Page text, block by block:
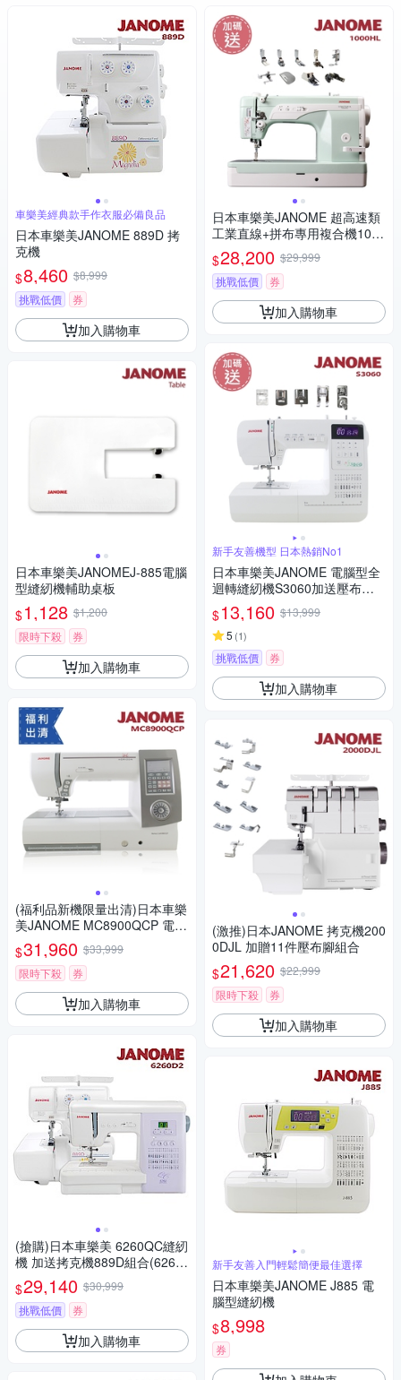
車樂美經典款手作衣服必備良品
日本車樂美JANOME 889D 拷
克機
$8,460 $8,999
挑戰低價
券
加入購物車
日本車樂美JANOMEJ-885電腦
型縫紉機輔助桌板
$1,128 $1,200
限時下殺
券
加入購物車
(福利品新機限量出清)日本車樂
美JANOME MC8900QCP 電腦
型縫紉機
$31,960 $33,999
限時下殺
券
加入購物車
(搶購)日本車樂美 6260QC縫紉
機 加送拷克機889D組合(6260
D2)
$29,140 $30,999
挑戰低價
券
加入購物車
日本車樂美JANOME 超高速類
工業直線+拼布專用複合機1000
HL加送壓布腳(加碼送)
$28,200 $29,999
挑戰低價
券
加入購物車
新手友善機型 日本熱銷No1
日本車樂美JANOME 電腦型全
迴轉縫紉機S3060加送壓布腳
(加碼送)
$13,160 $13,999
5 (1)
挑戰低價 券
加入購物車
(激推)日本JANOME 拷克機200
0DJL 加贈11件壓布腳組合
$21,620 $22,999
限時下殺
券
加入購物車
新手友善入門輕鬆簡便最佳選擇
日本車樂美JANOME J885 電
腦型縫紉機
$8,998
券